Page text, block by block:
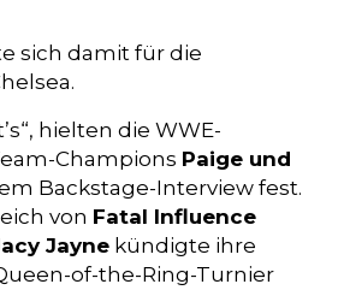
sich damit für die
hielten die WWE-
Champions Paige und
Backstage-Interview fest.
von Fatal Influence
Jayne kündigte ihre
of-the-Ring-Turnier